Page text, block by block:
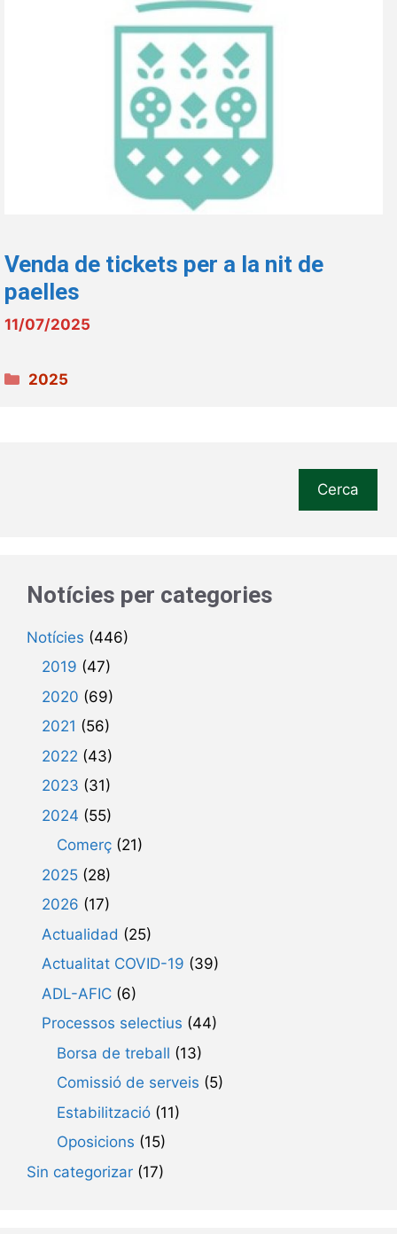
Venda de tickets per a la nit de
paelles
11/07/2025
Categories
2025
Cerca
Notícies per categories
Notícies (446)
2019 (47)
2020 (69)
2021 (56)
2022 (43)
2023 (31)
2024 (55)
Comerç (21)
2025 (28)
2026 (17)
Actualidad (25)
Actualitat COVID-19 (39)
ADL-AFIC (6)
Processos selectius (44)
Borsa de treball (13)
Comissió de serveis (5)
Estabilització (11)
Oposicions (15)
Sin categorizar (17)